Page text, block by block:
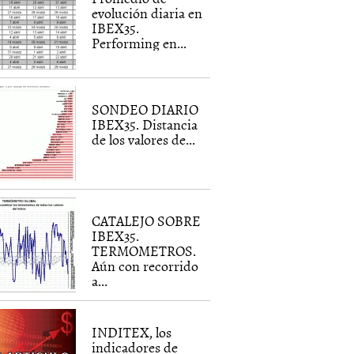
evolución diaria en
IBEX35.
Performing en...
SONDEO DIARIO
IBEX35. Distancia
de los valores de...
CATALEJO SOBRE
IBEX35.
TERMOMETROS.
Aún con recorrido
a...
INDITEX, los
indicadores de